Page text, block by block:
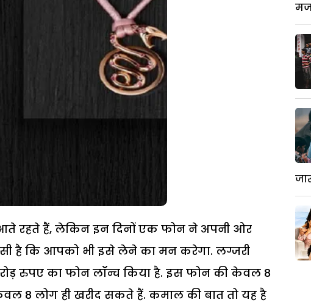
रहते हैं, लेकिन इन दिनों एक फोन ने अपनी ओर
है कि आपको भी इसे लेने का मन करेगा. लग्जरी
रुपए का फोन लॉन्च किया है. इस फोन की केवल 8
8 लोग ही खरीद सकते हैं. कमाल की बात तो यह है